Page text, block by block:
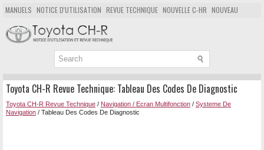
MANUELS NOTICE D'UTILISATION REVUE TECHNIQUE NOUVELLE C-HR NOUVEAU
POPULAIRE
PLAN DU SITE CHERCHER
Toyota CH-R Revue Technique: Tableau Des Codes De Diagnostic
Toyota CH-R Revue Technique / Navigation / Ecran Multifonction / Systeme De
Navigation / Tableau Des Codes De Diagnostic